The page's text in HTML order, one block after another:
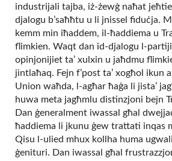
industrijali tajba, iż-żewġ naħat
djalogu b’saħħtu u li jnissel fiduċja.
kemm min iħaddem, il-ħaddiema u
flimkien. Waqt dan id-djalogu l-
opinjonijiet ta’ xulxin u jaħdmu
jintlaħaq. Fejn f’post ta’ xogħol ikun
Union waħda, l-agħar ħaġa li jista’
huwa meta jagħmlu distinzjoni bejn
Dan ġeneralment iwassal għal
ħaddiema li jkunu ġew trattati inqas
Qisu l-ulied mhux kollha huma
ġenituri. Dan iwassal għal